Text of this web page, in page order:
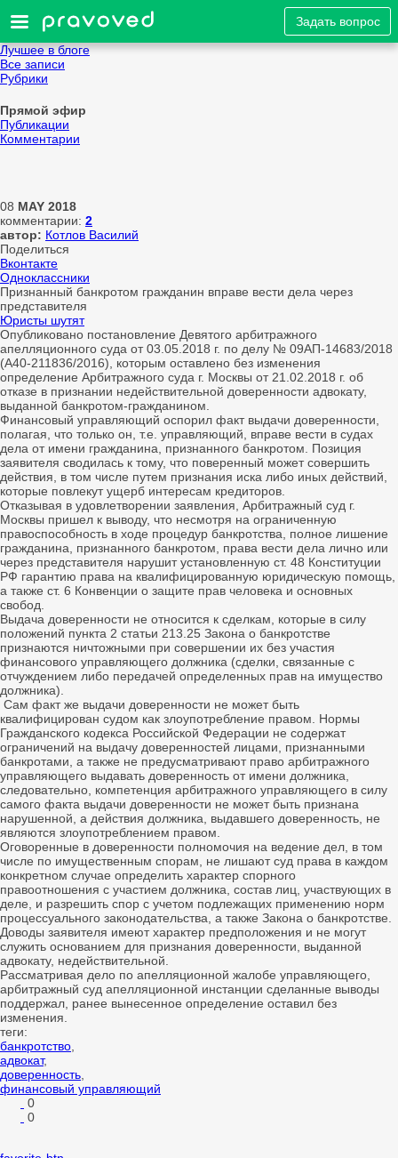
Задать вопрос
Лучшее в блоге
Все записи
Рубрики
Прямой эфир
Публикации
Комментарии
08 MAY 2018
комментарии: 2
автор: Котлов Василий
Поделиться
Вконтакте
Одноклассники
Признанный банкротом гражданин вправе вести дела через
представителя
Юристы шутят
Опубликовано постановление Девятого арбитражного
апелляционного суда от 03.05.2018 г. по делу № 09АП-14683/2018
(А40-211836/2016), которым оставлено без изменения
определение Арбитражного суда г. Москвы от 21.02.2018 г. об
отказе в признании недействительной доверенности адвокату,
выданной банкротом-гражданином.
Финансовый управляющий оспорил факт выдачи доверенности,
полагая, что только он, т.е. управляющий, вправе вести в судах
дела от имени гражданина, признанного банкротом. Позиция
заявителя сводилась к тому, что поверенный может совершить
действия, в том числе путем признания иска либо иных действий,
которые повлекут ущерб интересам кредиторов.
Отказывая в удовлетворении заявления, Арбитражный суд г.
Москвы пришел к выводу, что несмотря на ограниченную
правоспособность в ходе процедур банкротства, полное лишение
гражданина, признанного банкротом, права вести дела лично или
через представителя нарушит установленную ст. 48 Конституции
РФ гарантию права на квалифицированную юридическую помощь,
а также ст. 6 Конвенции о защите прав человека и основных
свобод.
Выдача доверенности не относится к сделкам, которые в силу
положений пункта 2 статьи 213.25 Закона о банкротстве
признаются ничтожными при совершении их без участия
финансового управляющего должника (сделки, связанные с
отчуждением либо передачей определенных прав на имущество
должника).
Сам факт же выдачи доверенности не может быть
квалифицирован судом как злоупотребление правом. Нормы
Гражданского кодекса Российской Федерации не содержат
ограничений на выдачу доверенностей лицами, признанными
банкротами, а также не предусматривают право арбитражного
управляющего выдавать доверенность от имени должника,
следовательно, компетенция арбитражного управляющего в силу
самого факта выдачи доверенности не может быть признана
нарушенной, а действия должника, выдавшего доверенность, не
являются злоупотреблением правом.
Оговоренные в доверенности полномочия на ведение дел, в том
числе по имущественным спорам, не лишают суд права в каждом
конкретном случае определить характер спорного
правоотношения с участием должника, состав лиц, участвующих в
деле, и разрешить спор с учетом подлежащих применению норм
процессуального законодательства, а также Закона о банкротстве.
Доводы заявителя имеют характер предположения и не могут
служить основанием для признания доверенности, выданной
адвокату, недействительной.
Рассматривая дело по апелляционной жалобе управляющего,
арбитражный суд апелляционной инстанции сделанные выводы
поддержал, ранее вынесенное определение оставил без
изменения.
теги:
банкротство
адвокат,
доверенность
финансовый управляющий
0
0